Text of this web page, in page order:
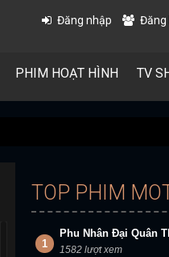
Đăng nhập Đăng
PHIM HOẠT HÌNH TV
TOP PHIM
1
Phu Nhân Đại Quân
1582 lượt xem